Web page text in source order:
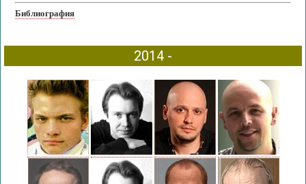
Библиография
2014 -